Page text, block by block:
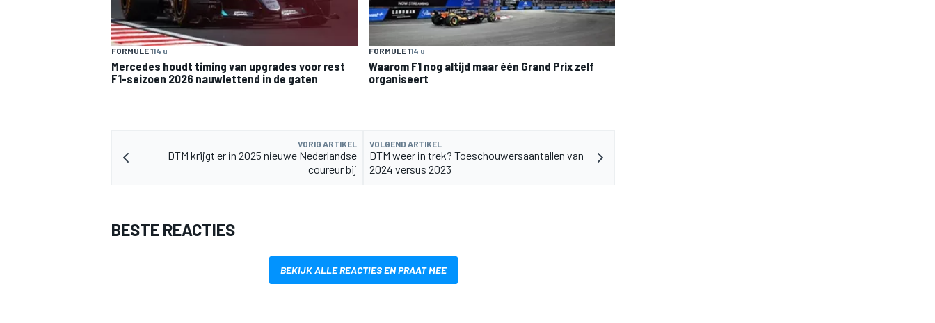
FORMULE 114 u
Mercedes houdt timing van upgrades voor rest
F1-seizoen 2026 nauwlettend in de gaten
FORMULE 114 u
Waarom F1 nog altijd maar één Grand Prix zelf
organiseert
VORIG ARTIKEL
DTM krijgt er in 2025 nieuwe Nederlandse
coureur bij
VOLGEND ARTIKEL
DTM weer in trek? Toeschouwersaantallen van
2024 versus 2023
BESTE REACTIES
BEKIJK ALLE REACTIES EN PRAAT MEE